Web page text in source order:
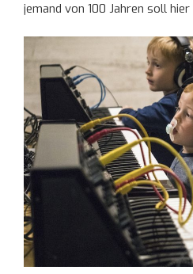
jemand von 100 Jahren soll hier